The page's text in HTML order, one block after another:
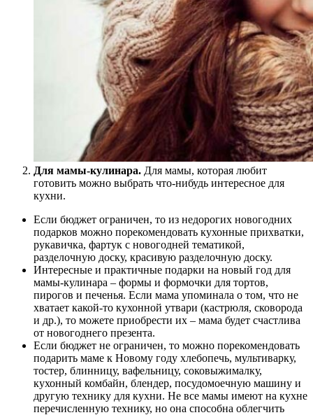
Для мамы-кулинара. Для мамы, которая любит
готовить можно выбрать что-нибудь интересное для
кухни.
Если бюджет ограничен, то из недорогих новогодних
подарков можно порекомендовать кухонные прихватки,
рукавичка, фартук с новогодней тематикой,
разделочную доску, красивую разделочную доску.
Интересные и практичные подарки на новый год для
мамы-кулинара – формы и формочки для тортов,
пирогов и печенья. Если мама упоминала о том, что не
хватает какой-то кухонной утвари (кастрюля, сковорода
и др.), то можете приобрести их – мама будет счастлива
от новогоднего презента.
Если бюджет не ограничен, то можно порекомендовать
подарить маме к Новому году хлебопечь, мультиварку,
тостер, блинницу, вафельницу, соковыжималку,
кухонный комбайн, блендер, посудомоечную машину и
другую технику для кухни. Не все мамы имеют на кухне
перечисленную технику, но она способна облегчить